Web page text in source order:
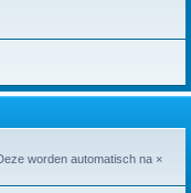
worden automatisch na ×